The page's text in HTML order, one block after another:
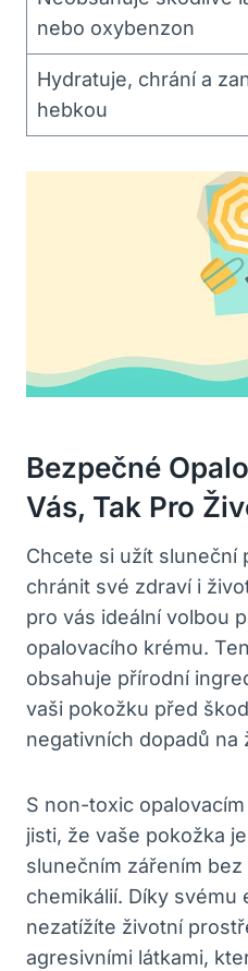
nebo oxybenzon
Hydratuje, chrání a
hebkou
Bezpečné
Vás, Tak Pro
Chcete si užít sluneční
chránit své zdraví i
pro vás ideální volbou
opalovacího krému.
obsahuje přírodní
vaši pokožku před
negativních dopadů na
S non-toxic
jisti, že vaše pokožka
slunečním zářením
chemikálií. Díky
nezatížíte životní
agresivními látkami,